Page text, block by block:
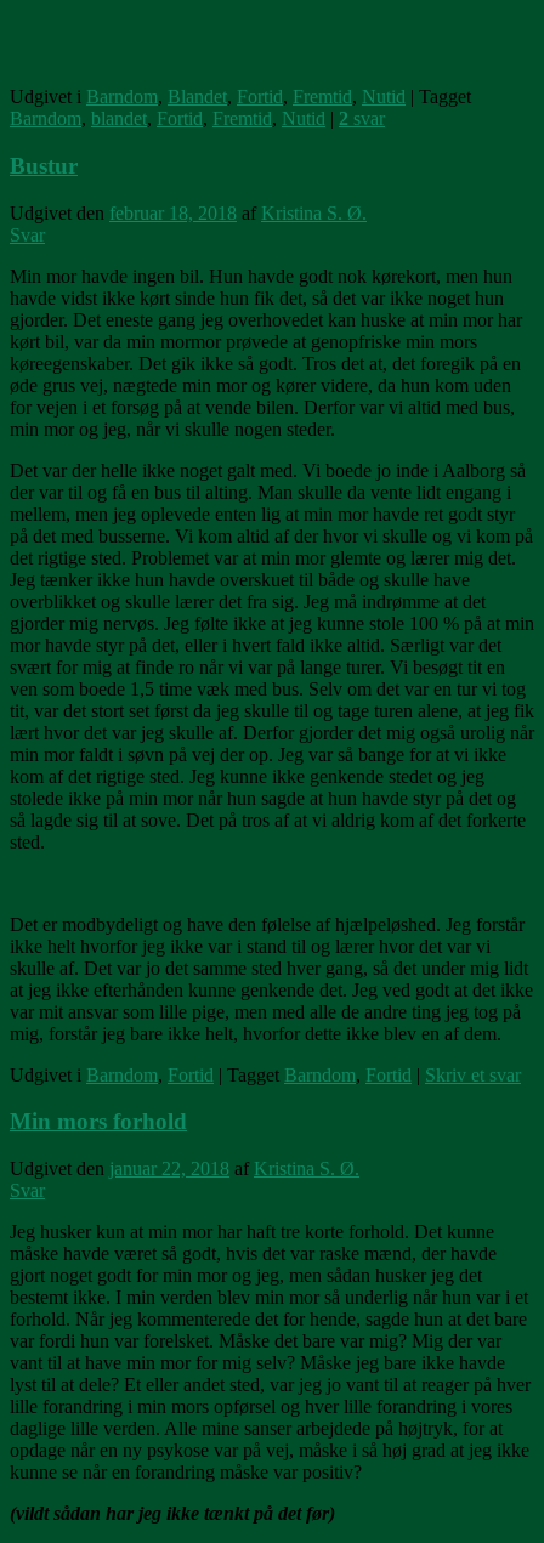
Udgivet i Barndom, Blandet, Fortid, Fremtid, Nutid | Tagget
Barndom, blandet, Fortid, Fremtid, Nutid | 2 svar
Bustur
Udgivet den februar 18, 2018 af Kristina S. Ø.
Svar
Min mor havde ingen bil. Hun havde godt nok kørekort, men hun
havde vidst ikke kørt sinde hun fik det, så det var ikke noget hun
gjorder. Det eneste gang jeg overhovedet kan huske at min mor har
kørt bil, var da min mormor prøvede at genopfriske min mors
køreegenskaber. Det gik ikke så godt. Tros det at, det foregik på en
øde grus vej, nægtede min mor og kører videre, da hun kom uden
for vejen i et forsøg på at vende bilen. Derfor var vi altid med bus,
min mor og jeg, når vi skulle nogen steder.
Det var der helle ikke noget galt med. Vi boede jo inde i Aalborg så
der var til og få en bus til alting. Man skulle da vente lidt engang i
mellem, men jeg oplevede enten lig at min mor havde ret godt styr
på det med busserne. Vi kom altid af der hvor vi skulle og vi kom på
det rigtige sted. Problemet var at min mor glemte og lærer mig det.
Jeg tænker ikke hun havde overskuet til både og skulle have
overblikket og skulle lærer det fra sig. Jeg må indrømme at det
gjorder mig nervøs. Jeg følte ikke at jeg kunne stole 100 % på at min
mor havde styr på det, eller i hvert fald ikke altid. Særligt var det
svært for mig at finde ro når vi var på lange turer. Vi besøgt tit en
ven som boede 1,5 time væk med bus. Selv om det var en tur vi tog
tit, var det stort set først da jeg skulle til og tage turen alene, at jeg fik
lært hvor det var jeg skulle af. Derfor gjorder det mig også urolig når
min mor faldt i søvn på vej der op. Jeg var så bange for at vi ikke
kom af det rigtige sted. Jeg kunne ikke genkende stedet og jeg
stolede ikke på min mor når hun sagde at hun havde styr på det og
så lagde sig til at sove. Det på tros af at vi aldrig kom af det forkerte
sted.
Det er modbydeligt og have den følelse af hjælpeløshed. Jeg forstår
ikke helt hvorfor jeg ikke var i stand til og lærer hvor det var vi
skulle af. Det var jo det samme sted hver gang, så det under mig lidt
at jeg ikke efterhånden kunne genkende det. Jeg ved godt at det ikke
var mit ansvar som lille pige, men med alle de andre ting jeg tog på
mig, forstår jeg bare ikke helt, hvorfor dette ikke blev en af dem.
Udgivet i Barndom, Fortid | Tagget Barndom, Fortid | Skriv et svar
Min mors forhold
Udgivet den januar 22, 2018 af Kristina S. Ø.
Svar
Jeg husker kun at min mor har haft tre korte forhold. Det kunne
måske havde været så godt, hvis det var raske mænd, der havde
gjort noget godt for min mor og jeg, men sådan husker jeg det
bestemt ikke. I min verden blev min mor så underlig når hun var i et
forhold. Når jeg kommenterede det for hende, sagde hun at det bare
var fordi hun var forelsket. Måske det bare var mig? Mig der var
vant til at have min mor for mig selv? Måske jeg bare ikke havde
lyst til at dele? Et eller andet sted, var jeg jo vant til at reager på hver
lille forandring i min mors opførsel og hver lille forandring i vores
daglige lille verden. Alle mine sanser arbejdede på højtryk, for at
opdage når en ny psykose var på vej, måske i så høj grad at jeg ikke
kunne se når en forandring måske var positiv?
(vildt sådan har jeg ikke tænkt på det før)